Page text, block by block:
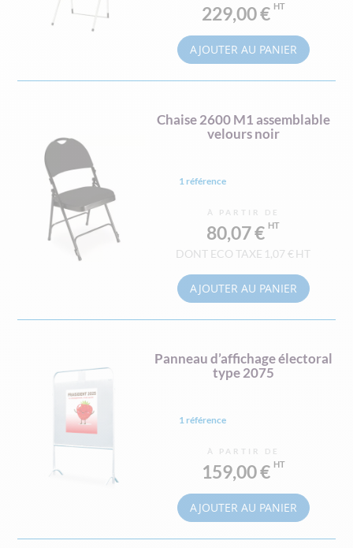
229,00 €
AJOUTER AU PANIER
Chaise 2600 M1 assemblable
velours noir
1 référence
À PARTIR DE
80,07 €
1,07 €
AJOUTER AU PANIER
Panneau d’affichage électoral
type 2075
1 référence
À PARTIR DE
159,00 €
AJOUTER AU PANIER